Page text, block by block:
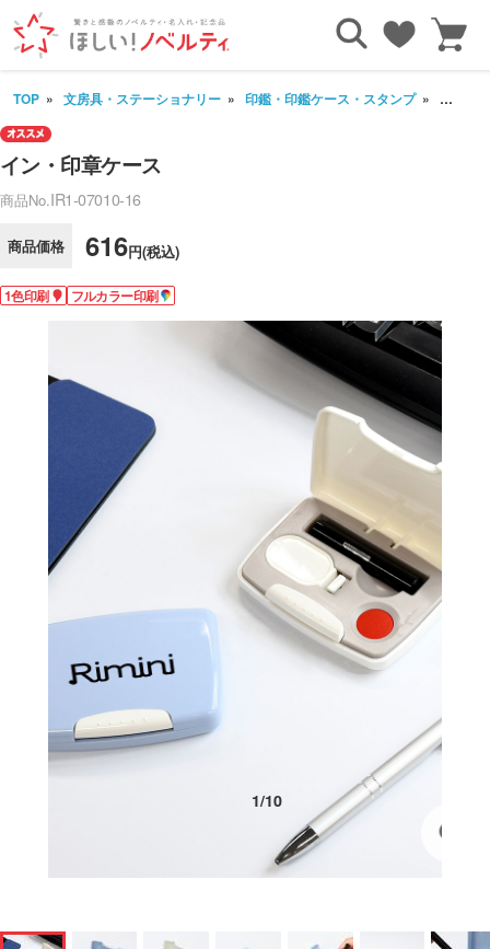
TOP 文房具・ステーショナリー 印鑑・印鑑ケース・スタンプ イン・
イン・印章ケース
商品No.IR1-07010-16
商品価格 616円(税込)
1色印刷 フルカラー印刷
1/10